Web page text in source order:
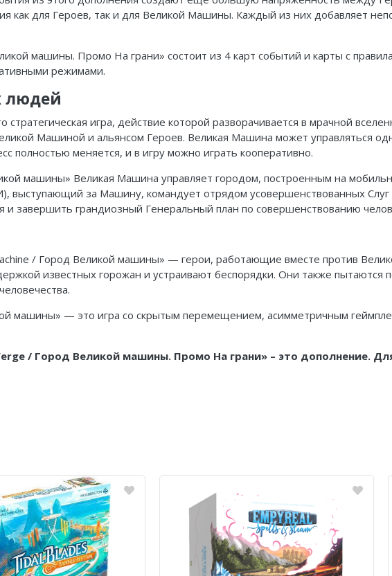
как для Героев, так и для Великой Машины. Каждый из них добавляет
машины. Промо На грани» состоит из 4 карт событий и карты с
режимами.
людей
игра, действие которой разворачивается в мрачной
Машиной и альянсом Героев. Великая Машина может управляться
полностью меняется, и в игру можно играть кооперативно.
машины» Великая Машина управляет городом, построенным на
выступающий за Машину, командует отрядом усовершенствованных Слуг
завершить грандиозный Генеральный план по совершенствованию
/ Город Великой машины» — герои, работающие вместе против
известных горожан и устраивают беспорядки. Они также
машины» — это игра со скрытым перемещением, асимметричным
/ Город Великой машины. Промо На грани» – это дополнение.